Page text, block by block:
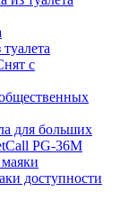
с
для больших
PG-36M
доступности